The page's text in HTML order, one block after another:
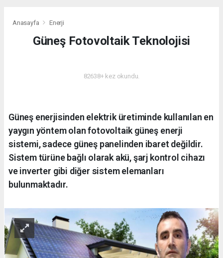
Anasayfa Enerji
Güneş Fotovoltaik Teknolojisi
82638+ kez okundu.
Güneş enerjisinden elektrik üretiminde kullanılan en
yaygın yöntem olan fotovoltaik güneş enerji
sistemi, sadece güneş panelinden ibaret değildir.
Sistem türüne bağlı olarak akü, şarj kontrol cihazı
ve inverter gibi diğer sistem elemanları
bulunmaktadır.